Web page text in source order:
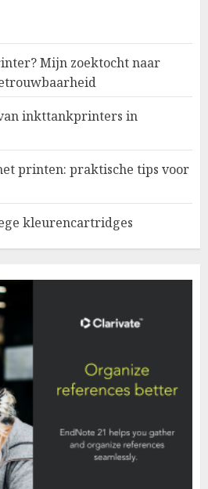
Mijn zoektocht naar
inkttankprinters in
printen: praktische tips voor
kleurencartridges